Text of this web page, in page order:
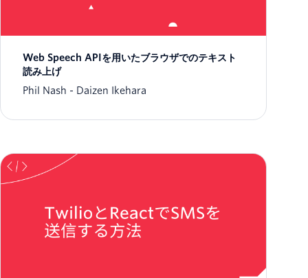
Web Speech APIを用いたブラウザでのテキスト
読み上げ
Phil Nash
Daizen Ikehara